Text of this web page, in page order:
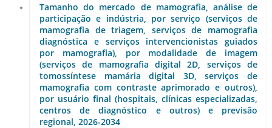
Tamanho do mercado de mamografia, análise de
participação e indústria, por serviço (serviços de
mamografia de triagem, serviços de mamografia
diagnóstica e serviços intervencionistas guiados
por mamografia), por modalidade de imagem
(serviços de mamografia digital 2D, serviços de
tomossíntese mamária digital 3D, serviços de
mamografia com contraste aprimorado e outros),
por usuário final (hospitais, clínicas especializadas,
centros de diagnóstico e outros) e previsão
regional, 2026-2034